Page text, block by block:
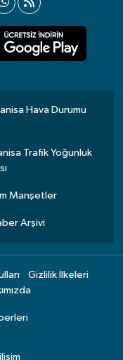
Hava Durumu
Trafik Yoğunluk
Manşetler
Arşivi
Gizlilik İlkeleri